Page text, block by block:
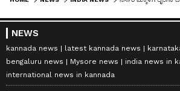
NEWS
kannada news latest kannada news
bengaluru news
Mysore news
india news in
international news in kannada